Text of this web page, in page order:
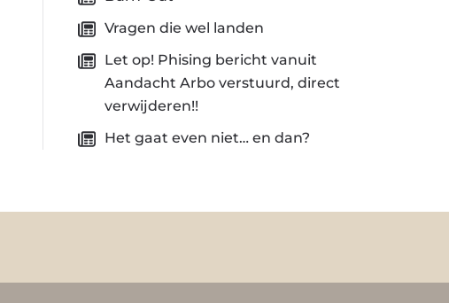
Vragen die wel landen
Let op! Phising bericht vanuit
Aandacht Arbo verstuurd, direct
verwijderen!!
Het gaat even niet… en dan?